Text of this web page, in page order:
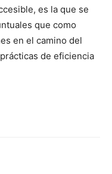
es la que se
que como
en el camino del
de eficiencia